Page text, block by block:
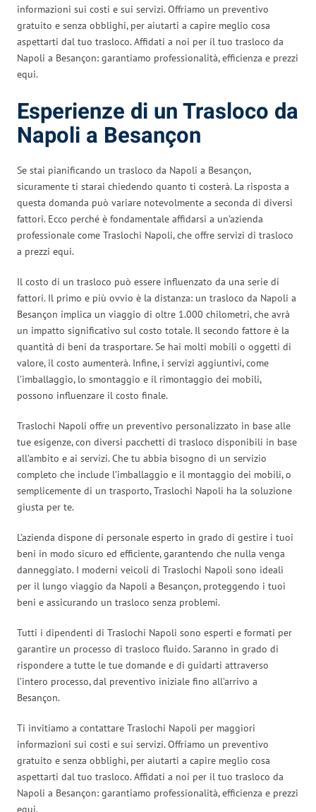
informazioni sui costi e sui servizi. Offriamo un preventivo
gratuito e senza obblighi, per aiutarti a capire meglio cosa
aspettarti dal tuo trasloco. Affidati a noi per il tuo trasloco da
Napoli a Besançon: garantiamo professionalità, efficienza e prezzi
equi.
Esperienze di un Trasloco da
Napoli a Besançon
Se stai pianificando un trasloco da Napoli a Besançon,
sicuramente ti starai chiedendo quanto ti costerà. La risposta a
questa domanda può variare notevolmente a seconda di diversi
fattori. Ecco perché è fondamentale affidarsi a un’azienda
professionale come Traslochi Napoli, che offre servizi di trasloco
a prezzi equi.
Il costo di un trasloco può essere influenzato da una serie di
fattori. Il primo e più ovvio è la distanza: un trasloco da Napoli a
Besançon implica un viaggio di oltre 1.000 chilometri, che avrà
un impatto significativo sul costo totale. Il secondo fattore è la
quantità di beni da trasportare. Se hai molti mobili o oggetti di
valore, il costo aumenterà. Infine, i servizi aggiuntivi, come
l’imballaggio, lo smontaggio e il rimontaggio dei mobili,
possono influenzare il costo finale.
Traslochi Napoli offre un preventivo personalizzato in base alle
tue esigenze, con diversi pacchetti di trasloco disponibili in base
all’ambito e ai servizi. Che tu abbia bisogno di un servizio
completo che include l’imballaggio e il montaggio dei mobili, o
semplicemente di un trasporto, Traslochi Napoli ha la soluzione
giusta per te.
L’azienda dispone di personale esperto in grado di gestire i tuoi
beni in modo sicuro ed efficiente, garantendo che nulla venga
danneggiato. I moderni veicoli di Traslochi Napoli sono ideali
per il lungo viaggio da Napoli a Besançon, proteggendo i tuoi
beni e assicurando un trasloco senza problemi.
Tutti i dipendenti di Traslochi Napoli sono esperti e formati per
garantire un processo di trasloco fluido. Saranno in grado di
rispondere a tutte le tue domande e di guidarti attraverso
l’intero processo, dal preventivo iniziale fino all’arrivo a
Besançon.
Ti invitiamo a contattare Traslochi Napoli per maggiori
informazioni sui costi e sui servizi. Offriamo un preventivo
gratuito e senza obblighi, per aiutarti a capire meglio cosa
aspettarti dal tuo trasloco. Affidati a noi per il tuo trasloco da
Napoli a Besançon: garantiamo professionalità, efficienza e prezzi
equi.